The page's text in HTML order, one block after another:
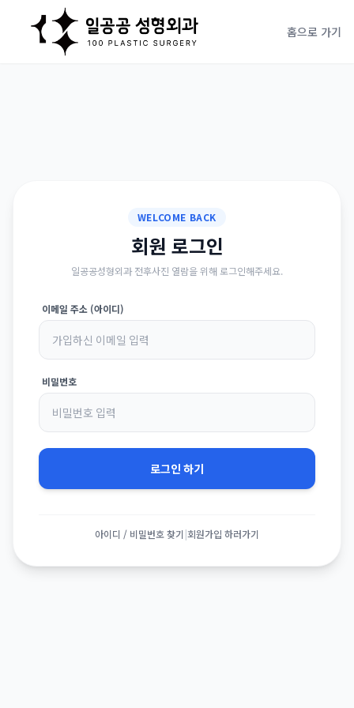
홈으로 가기
WELCOME BACK
회원 로그인
일공공성형외과 전후사진 열람을 위해 로그인해주세요.
이메일 주소 (아이디)
비밀번호
로그인 하기
아이디 / 비밀번호 찾기 |회원가입 하러가기